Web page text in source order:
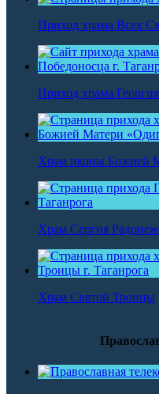
Приход храма Всех
Приход храма
Храм иконы Божией
Храм Сергия
Храм Святой Троицы